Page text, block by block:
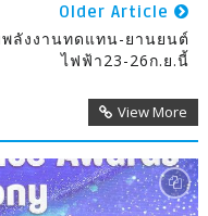
Older Article
ลังงานทดแทน-ยานยนต์
ไฟฟ้า23-26ก.ย.นี้
View More